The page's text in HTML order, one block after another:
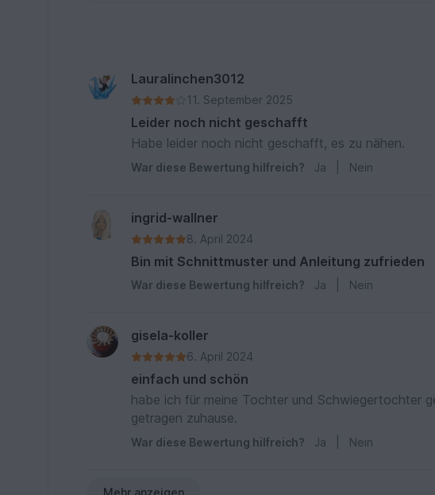
Lauralinchen3012
11. September 2025
Leider noch nicht geschafft
Habe leider noch nicht geschafft, es zu nähen.
War diese Bewertung hilfreich? Ja Nein
ingrid-wallner
8. April 2024
Bin mit Schnittmuster und Anleitung zufrieden
War diese Bewertung hilfreich? Ja Nein
gisela-koller
6. April 2024
einfach und schön
habe ich für meine Tochter und Schwiegertochter
getragen zuhause.
War diese Bewertung hilfreich? Ja Nein
Mehr anzeigen